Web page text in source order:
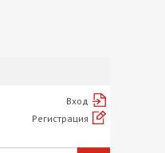
Вход
Регистрация